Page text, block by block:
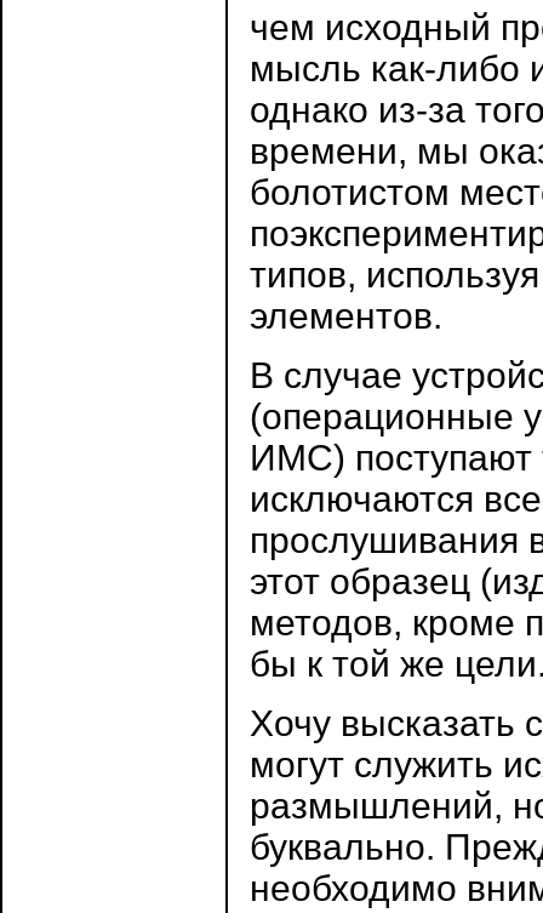
чем исходный
мысль как-либо
однако из-за
времени, мы
болотистом
типов,
элементов.
В случае
(операционные
ИМС) поступают
исключаются
прослушивания
этот образец
методов, кроме
бы к той же
Хочу высказать
могут служить
размышлений,
буквально.
необходимо